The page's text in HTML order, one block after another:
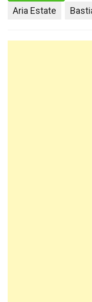
Aria Estate